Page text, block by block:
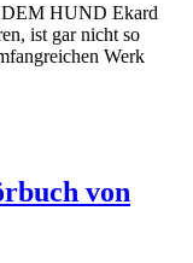
HUND Ekard
ist gar nicht so
Werk
von